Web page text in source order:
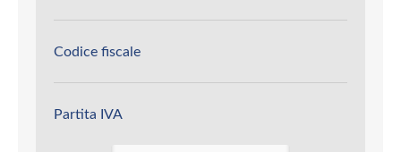
Codice fiscale
Partita IVA